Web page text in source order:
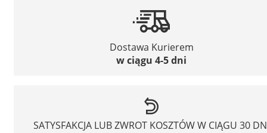
Dostawa Kurierem
w ciągu 4-5 dni
SATYSFAKCJA LUB ZWROT KOSZTÓW W CIĄGU 30